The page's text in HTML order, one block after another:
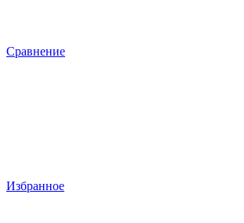
Сравнение
Избранное